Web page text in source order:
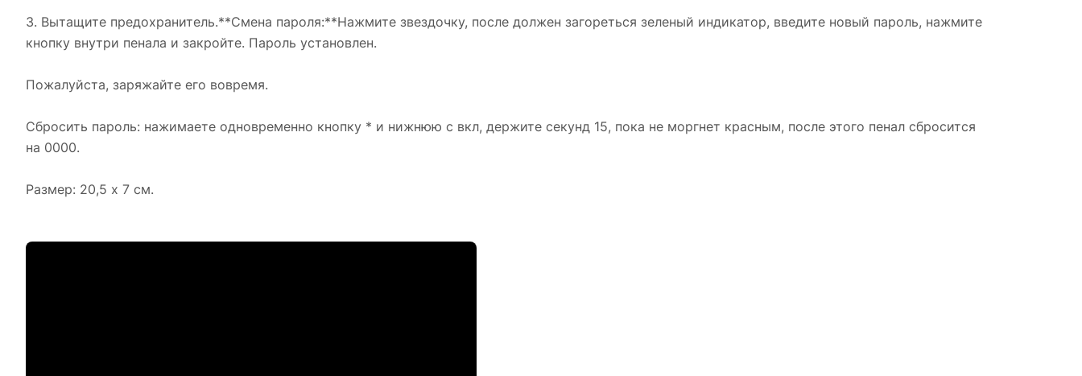
3. Вытащите предохранитель.**Смена пароля:**Нажмите звездочку, после должен загореться зеленый индикатор, введите новый пароль, нажмите
кнопку внутри пенала и закройте. Пароль установлен.
Пожалуйста, заряжайте его вовремя.
Сбросить пароль: нажимаете одновременно кнопку * и нижнюю с вкл, держите секунд 15, пока не моргнет красным, после этого пенал сбросится
на 0000.
Размер: 20,5 х 7 см.